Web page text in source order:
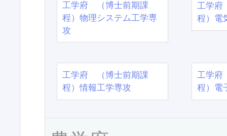
工学府 （博士前期課
程）物理システム工学専
攻
工学
程）電
工学府 （博士前期課
程）情報工学専攻
工学
程）電